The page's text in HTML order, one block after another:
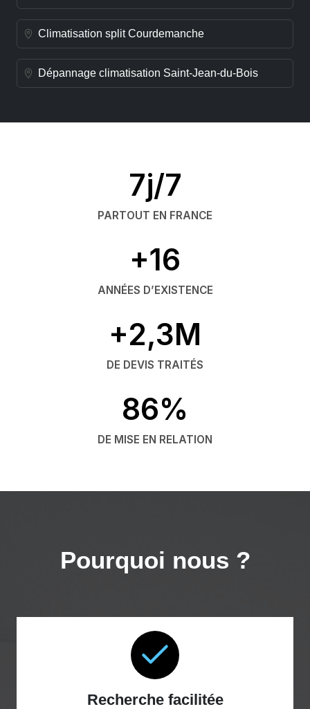
Climatisation split Courdemanche
Dépannage climatisation Saint-Jean-du-Bois
7j/7
PARTOUT EN FRANCE
+16
ANNÉES D’EXISTENCE
+2,3M
DE DEVIS TRAITÉS
86%
DE MISE EN RELATION
Pourquoi nous ?
Recherche facilitée